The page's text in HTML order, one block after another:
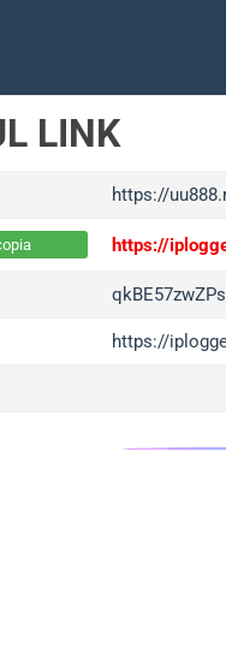
LINK
https://
https://
https://